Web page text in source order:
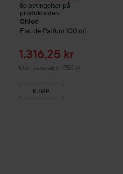
Se betingelser på
produktsiden
Chloé
Eau de Parfum 100 ml
Tilbudspris
1.316,25 kr
Uten kampanje 1.755 kr
KJØP